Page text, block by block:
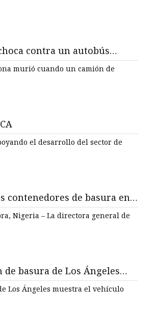
contra un autobús
rojo en el condado de
murió cuando un camión de
el desarrollo del sector de
contenedores de basura en
Nigeria – La directora general de
basura de Los Ángeles
Los Ángeles muestra el vehículo